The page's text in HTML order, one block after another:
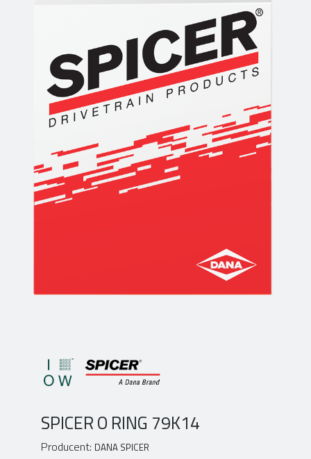
SPICER O RING 79K14
Producent: DANA SPICER